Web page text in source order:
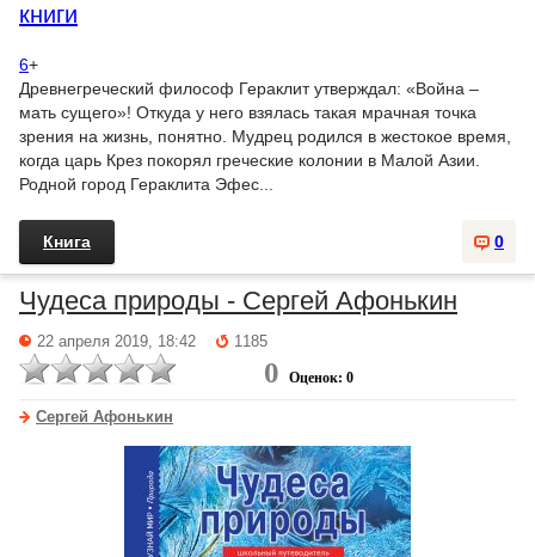
книги
6+
Древнегреческий философ Гераклит утверждал: «Война –
мать сущего»! Откуда у него взялась такая мрачная точка
зрения на жизнь, понятно. Мудрец родился в жестокое время,
когда царь Крез покорял греческие колонии в Малой Азии.
Родной город Гераклита Эфес...
0
Книга
Чудеса природы - Сергей Афонькин
22 апреля 2019, 18:42 1185
0 Оценок: 0
Сергей Афонькин